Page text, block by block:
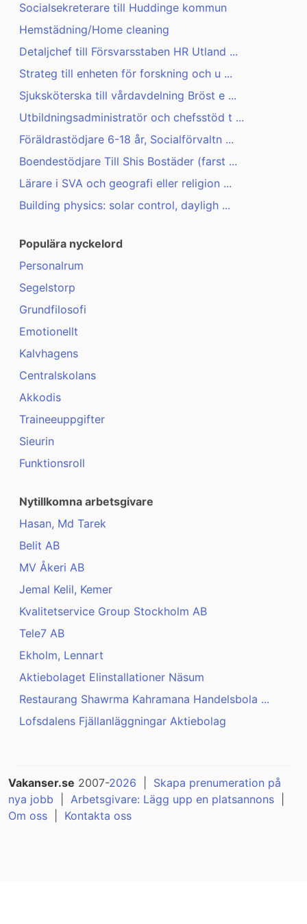
Socialsekreterare till Huddinge kommun
Hemstädning/Home cleaning
Detaljchef till Försvarsstaben HR Utland ...
Strateg till enheten för forskning och u ...
Sjuksköterska till vårdavdelning Bröst e ...
Utbildningsadministratör och chefsstöd t ...
Föräldrastödjare 6-18 år, Socialförvaltn ...
Boendestödjare Till Shis Bostäder (farst ...
Lärare i SVA och geografi eller religion ...
Building physics: solar control, dayligh ...
Populära nyckelord
Personalrum
Segelstorp
Grundfilosofi
Emotionellt
Kalvhagens
Centralskolans
Akkodis
Traineeuppgifter
Sieurin
Funktionsroll
Nytillkomna arbetsgivare
Hasan, Md Tarek
Belit AB
MV Åkeri AB
Jemal Kelil, Kemer
Kvalitetservice Group Stockholm AB
Tele7 AB
Ekholm, Lennart
Aktiebolaget Elinstallationer Näsum
Restaurang Shawrma Kahramana Handelsbola ...
Lofsdalens Fjällanläggningar Aktiebolag
Vakanser.se 2007-2026
Skapa prenumeration på
nya jobb
Arbetsgivare: Lägg upp en platsannons
Om oss
Kontakta oss